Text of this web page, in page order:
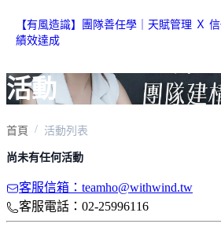
【有風造識】團隊善任學｜天賦管理 Ｘ
績效達成
活動
首頁 活動列表
尚未有任何活動
客服信箱：teamho@withwind.tw
客服電話：02-25996116